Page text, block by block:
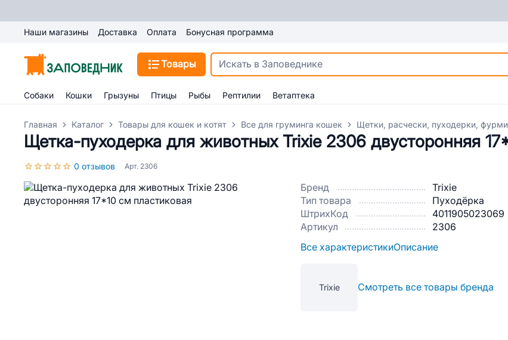
Наши магазины Доставка Оплата Бонусная программа
Товары
Собаки Кошки Грызуны Птицы Рыбы Рептилии Ветаптека
Главная Каталог Товары для кошек и котят Все для груминга кошек Щетки, расчески, пуходерки,
Щетка-пуходерка для животных Trixie 2306 двусторонняя
0 отзывов Арт. 2306
Бренд
Trixie
Тип товара
Пуходёрка
ШтрихКод
4011905023069
Артикул
2306
Все характеристикиОписание
Trixie Смотреть все товары бренда